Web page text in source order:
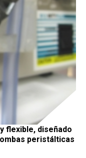
flexible, diseñado
peristálticas